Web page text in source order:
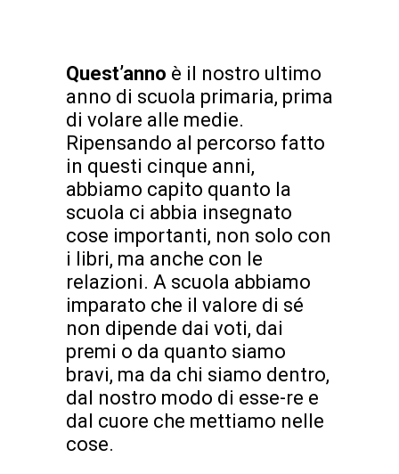
Quest’anno è il nostro ultimo
anno di scuola primaria, prima
di volare alle medie.
Ripensando al percorso fatto
in questi cinque anni,
abbiamo capito quanto la
scuola ci abbia insegnato
cose importanti, non solo con
i libri, ma anche con le
relazioni. A scuola abbiamo
imparato che il valore di sé
non dipende dai voti, dai
premi o da quanto siamo
bravi, ma da chi siamo dentro,
dal nostro modo di esse-re e
dal cuore che mettiamo nelle
cose.